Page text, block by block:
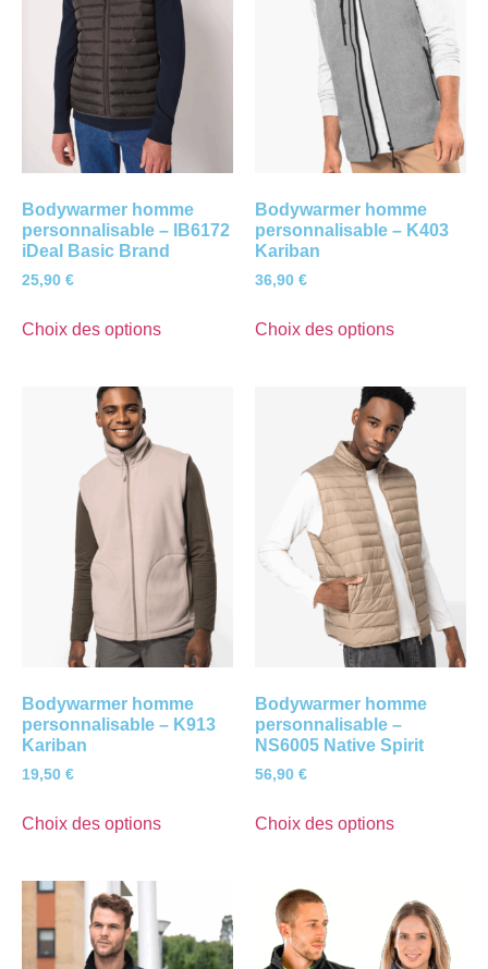
Bodywarmer homme
personnalisable – IB6172
iDeal Basic Brand
25,90 €
Choix des options
Bodywarmer homme
personnalisable – K403
Kariban
36,90 €
Choix des options
Bodywarmer homme
personnalisable – K913
Kariban
19,50 €
Choix des options
Bodywarmer homme
personnalisable –
NS6005 Native Spirit
56,90 €
Choix des options